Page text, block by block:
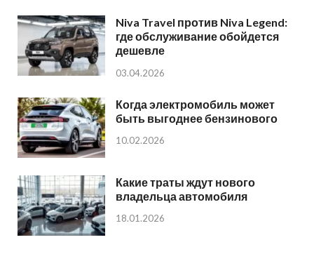
Niva Travel против Niva Legend:
где обслуживание обойдется
дешевле
03.04.2026
Когда электромобиль может
быть выгоднее бензинового
10.02.2026
Какие траты ждут нового
владельца автомобиля
18.01.2026